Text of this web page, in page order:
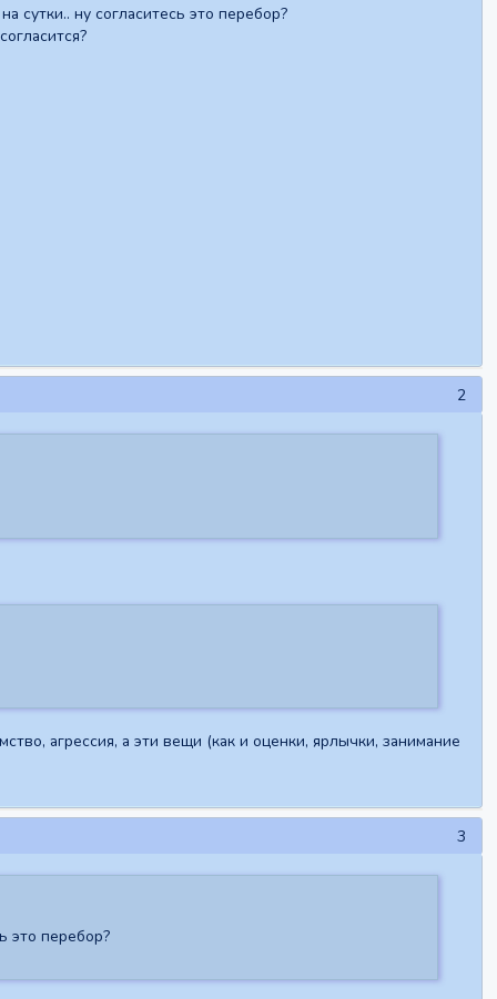
сутки.. ну согласитесь это перебор?
2
агрессия, а эти вещи (как и оценки, ярлычки, занимание
3
это перебор?